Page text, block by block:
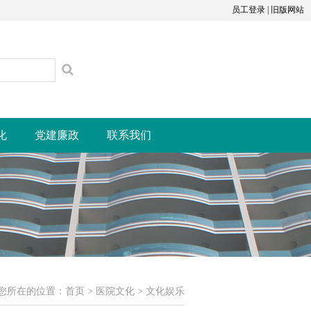
员工登录 旧版网站
党建廉政 联系我们
所在的位置： 首页 > 医院文化 > 文化娱乐